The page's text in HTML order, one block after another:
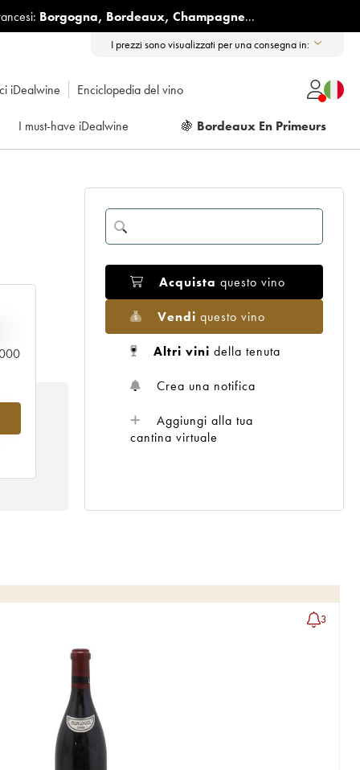
Borgogna, Bordeaux, Champagne...
I prezzi sono visualizzati per una consegna in:
iDealwine Enciclopedia del vino
I must-have iDealwine 🍇 Bordeaux En Primeurs
Acquista questo vino
Vendi questo vino
Altri vini della tenuta
Crea una notifica
Aggiungi alla tua
cantina virtuale
3